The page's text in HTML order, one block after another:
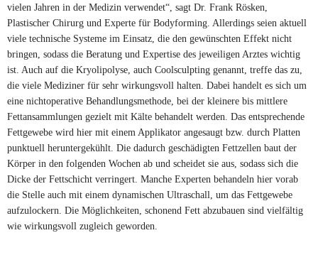
vielen Jahren in der Medizin verwendet“, sagt Dr. Frank Rösken,
Plastischer Chirurg und Experte für Bodyforming. Allerdings seien aktuell
viele technische Systeme im Einsatz, die den gewünschten Effekt nicht
bringen, sodass die Beratung und Expertise des jeweiligen Arztes wichtig
ist. Auch auf die Kryolipolyse, auch Coolsculpting genannt, treffe das zu,
die viele Mediziner für sehr wirkungsvoll halten. Dabei handelt es sich um
eine nichtoperative Behandlungsmethode, bei der kleinere bis mittlere
Fettansammlungen gezielt mit Kälte behandelt werden. Das entsprechende
Fettgewebe wird hier mit einem Applikator angesaugt bzw. durch Platten
punktuell heruntergekühlt. Die dadurch geschädigten Fettzellen baut der
Körper in den folgenden Wochen ab und scheidet sie aus, sodass sich die
Dicke der Fettschicht verringert. Manche Experten behandeln hier vorab
die Stelle auch mit einem dynamischen Ultraschall, um das Fettgewebe
aufzulockern. Die Möglichkeiten, schonend Fett abzubauen sind vielfältig
wie wirkungsvoll zugleich geworden.